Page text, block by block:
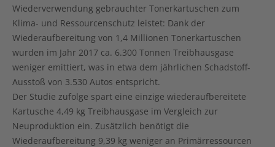
Wiederverwendung gebrauchter Tonerkartuschen zum
Klima- und Ressourcenschutz leistet: Dank der
Wiederaufbereitung von 1,4 Millionen Tonerkartuschen
wurden im Jahr 2017 ca. 6.300 Tonnen Treibhausgase
weniger emittiert, was in etwa dem jährlichen Schadstoff-
Ausstoß von 3.530 Autos entspricht.
Der Studie zufolge spart eine einzige wiederaufbereitete
Kartusche 4,49 kg Treibhausgase im Vergleich zur
Neuproduktion ein. Zusätzlich benötigt die
Wiederaufbereitung 9,39 kg weniger an Primärressourcen